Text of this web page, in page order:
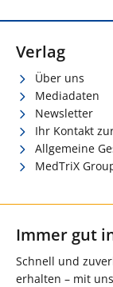
Verlag
Über uns
Mediadaten
Newsletter
Ihr Kontakt
Allgemeine
MedTriX
Immer gut
Schnell und
erhalten – mit